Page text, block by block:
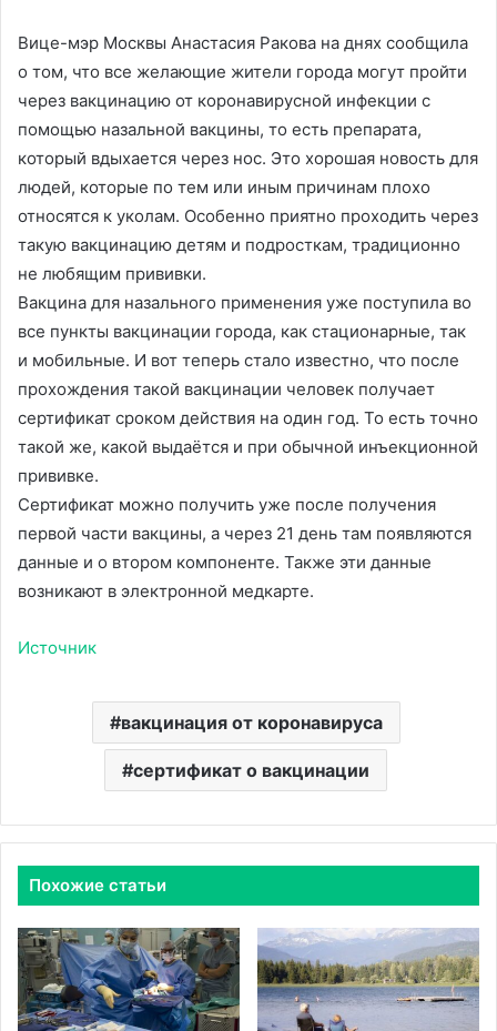
Вице-мэр Москвы Анастасия Ракова на днях сообщила
о том, что все желающие жители города могут пройти
через вакцинацию от коронавирусной инфекции с
помощью назальной вакцины, то есть препарата,
который вдыхается через нос. Это хорошая новость для
людей, которые по тем или иным причинам плохо
относятся к уколам. Особенно приятно проходить через
такую вакцинацию детям и подросткам, традиционно
не любящим прививки.
Вакцина для назального применения уже поступила во
все пункты вакцинации города, как стационарные, так
и мобильные. И вот теперь стало известно, что после
прохождения такой вакцинации человек получает
сертификат сроком действия на один год. То есть точно
такой же, какой выдаётся и при обычной инъекционной
прививке.
Сертификат можно получить уже после получения
первой части вакцины, а через 21 день там появляются
данные и о втором компоненте. Также эти данные
возникают в электронной медкарте.
Источник
вакцинация от коронавируса
сертификат о вакцинации
Похожие статьи